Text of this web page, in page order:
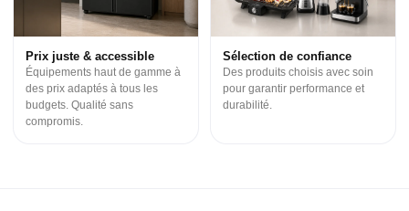
Prix juste & accessible
Équipements haut de gamme à
des prix adaptés à tous les
budgets. Qualité sans
compromis.
Sélection de confiance
Des produits choisis avec soin
pour garantir performance et
durabilité.